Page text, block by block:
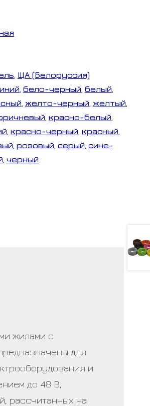
ЩА (Белоруссия)
бело-черный белый
желто-черный желтый
красно-белый
красно-черный красный
розовый серый сине-
черный
жилами с
для
и
до 48 В,
рассчитанных на